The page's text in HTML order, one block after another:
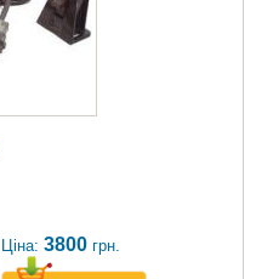
Ціна: 3800 грн.